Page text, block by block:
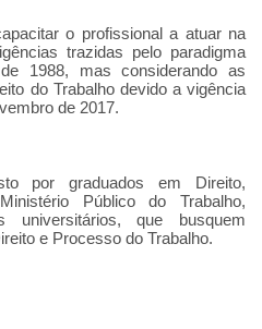
o profissional a atuar na
trazidas pelo paradigma
1988, mas considerando as
do Trabalho devido a vigência
de 2017.
por graduados em Direito,
Público do Trabalho,
universitários, que busquem
e Processo do Trabalho.